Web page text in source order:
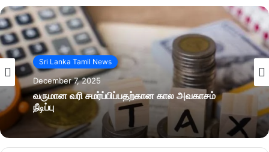
Sri Lanka Tamil News
December 7, 2025
வருமான வரி சமர்ப்பிப்பதற்கான கால அவகாசம்
நீடிப்பு